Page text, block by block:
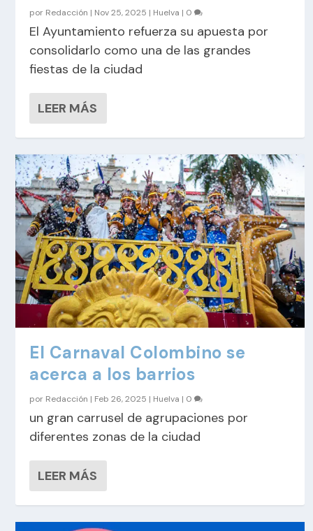
por Redacción | Nov 25, 2025 | Huelva | 0
El Ayuntamiento refuerza su apuesta por
consolidarlo como una de las grandes
fiestas de la ciudad
LEER MÁS
El Carnaval Colombino se
acerca a los barrios
por Redacción | Feb 26, 2025 | Huelva | 0
un gran carrusel de agrupaciones por
diferentes zonas de la ciudad
LEER MÁS